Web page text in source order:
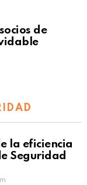
de
la eficiencia
Seguridad